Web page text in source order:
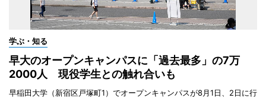
学ぶ・知る
早大のオープンキャンパスに「過去最多」の7万
2000人 現役学生との触れ合いも
早稲田大学（新宿区戸塚町1）でオープンキャンパスが8月1日、2日に行